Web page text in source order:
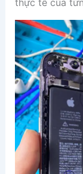
thực tế của